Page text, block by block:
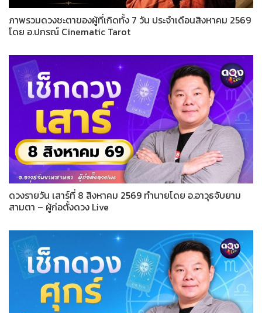
ภาพรวมดวงชะตาของผู้ที่เกิดทั้ง 7 วัน ประจำเดือนสิงหาคม 2569
โดย อ.ปกรณ์ Cinematic Tarot
ดวงรายวัน เสาร์ที่ 8 สิงหาคม 2569 ทำนายโดย อ.อาวุธจับยาม
สามตา – ผู้ก่อตั้งดวง Live